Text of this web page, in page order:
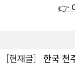
👉
[현재글]
한국 천